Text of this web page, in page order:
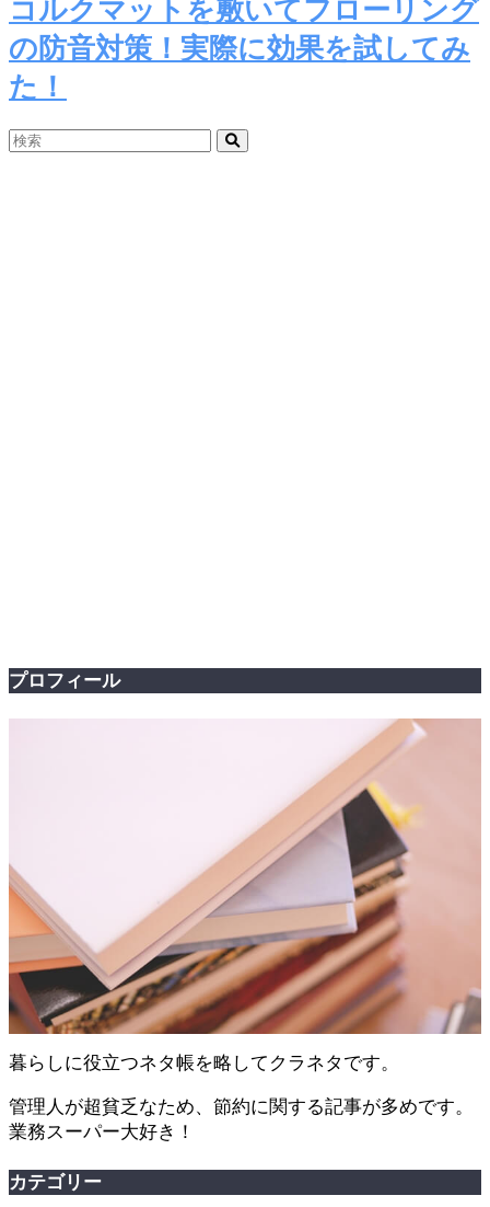
コルクマットを敷いてフローリング
の防音対策！実際に効果を試してみ
た！
プロフィール
暮らしに役立つネタ帳を略してクラネタです。
管理人が超貧乏なため、節約に関する記事が多めです。
業務スーパー大好き！
カテゴリー